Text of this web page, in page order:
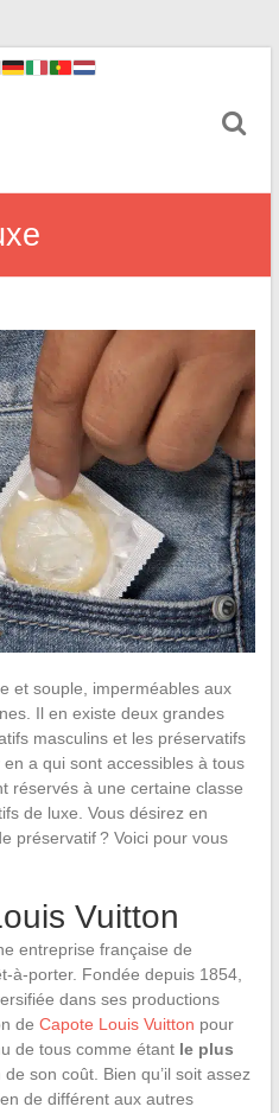
et souple, imperméables aux
Il en existe deux grandes
masculins et les préservatifs
a qui sont accessibles à tous
réservés à une certaine classe
de luxe. Vous désirez en
préservatif ? Voici pour vous
Vuitton
entreprise française de
à-porter. Fondée depuis 1854,
dans ses productions
de Capote Louis Vuitton pour
de tous comme étantle plus
son coût. Bien qu’il soit assez
de différent aux autres